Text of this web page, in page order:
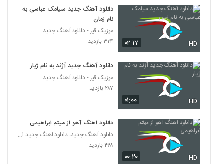
2607
۲۶۴ بازدید
2608
محمد باقری آهنگ وابستگی
۳۱۸ بازدید
دانلود آهنگ محسن پرهیزکار حال خوب
2610
آهنگ تپش قلبم از سعید مشرقی(پاپ)
2611
دانلود آهنگ بیا برگرد از نیما فرد
۳۴۶ بازدید
۰۲:۱۷ HD
دانلود آهنگ جدید سیامک عباسی به
نام زمان
موزیک قیر - دانلود آهنگ جدبد
۳۲۴ بازدید
۰۱:۰۰ HD
دانلود آهنگ جدید آژند به نام ژیار
موزیک قیر - دانلود آهنگ جدبد
۲۸۷ بازدید
۰۰:۲۰ HD
دانلود اهنگ آهو از میثم ابراهیمی
دانلود آهنگ جدید، دانلود اهنگ جدید ایرانی
۴۶۸ بازدید